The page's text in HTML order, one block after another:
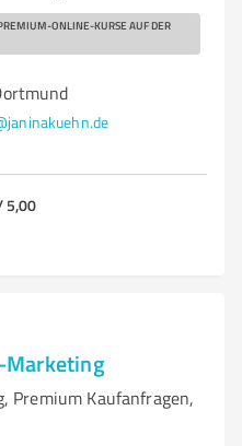
ONLINE-KURSE AUF DER
5,00
Marketing
Premium Kaufanfragen,